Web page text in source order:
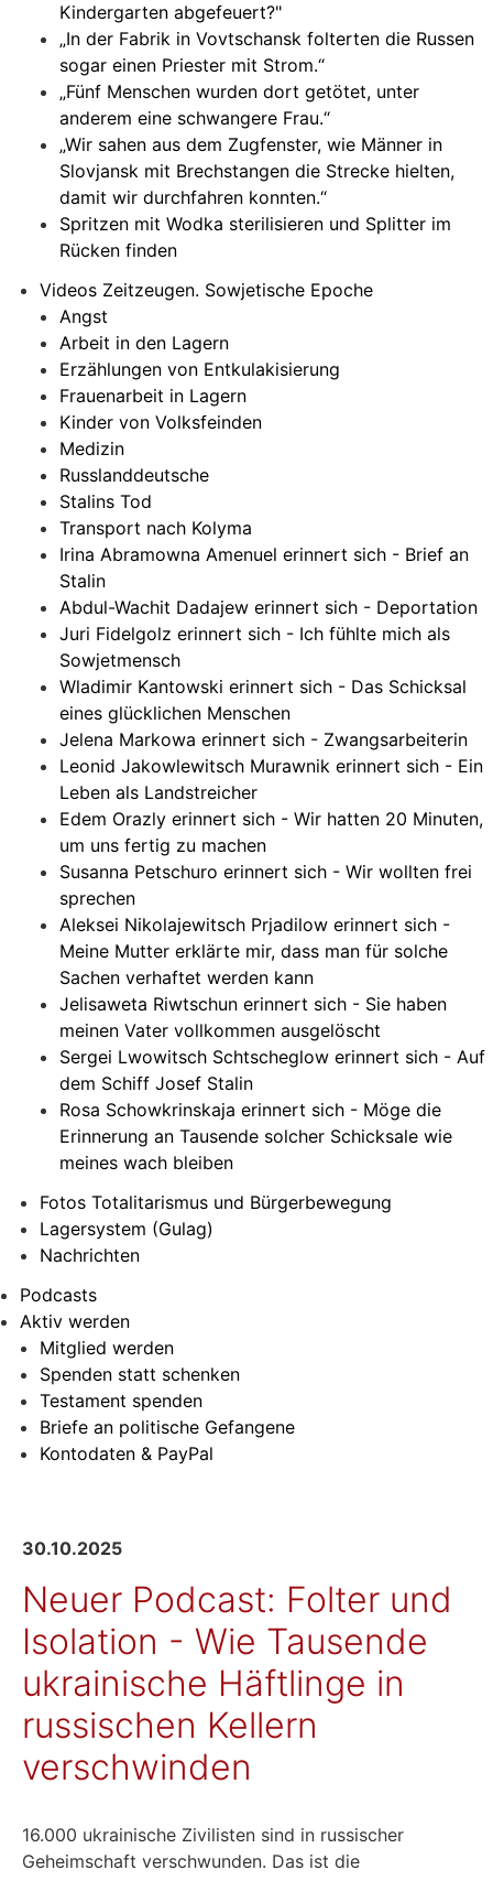
Kindergarten abgefeuert?"
„In der Fabrik in Vovtschansk folterten die Russen
sogar einen Priester mit Strom.“
„Fünf Menschen wurden dort getötet, unter
anderem eine schwangere Frau.“
„Wir sahen aus dem Zugfenster, wie Männer in
Slovjansk mit Brechstangen die Strecke hielten,
damit wir durchfahren konnten.“
Spritzen mit Wodka sterilisieren und Splitter im
Rücken finden
Videos Zeitzeugen. Sowjetische Epoche
Angst
Arbeit in den Lagern
Erzählungen von Entkulakisierung
Frauenarbeit in Lagern
Kinder von Volksfeinden
Medizin
Russlanddeutsche
Stalins Tod
Transport nach Kolyma
Irina Abramowna Amenuel erinnert sich - Brief an
Stalin
Abdul-Wachit Dadajew erinnert sich - Deportation
Juri Fidelgolz erinnert sich - Ich fühlte mich als
Sowjetmensch
Wladimir Kantowski erinnert sich - Das Schicksal
eines glücklichen Menschen
Jelena Markowa erinnert sich - Zwangsarbeiterin
Leonid Jakowlewitsch Murawnik erinnert sich - Ein
Leben als Landstreicher
Edem Orazly erinnert sich - Wir hatten 20 Minuten,
um uns fertig zu machen
Susanna Petschuro erinnert sich - Wir wollten frei
sprechen
Aleksei Nikolajewitsch Prjadilow erinnert sich -
Meine Mutter erklärte mir, dass man für solche
Sachen verhaftet werden kann
Jelisaweta Riwtschun erinnert sich - Sie haben
meinen Vater vollkommen ausgelöscht
Sergei Lwowitsch Schtscheglow erinnert sich - Auf
dem Schiff Josef Stalin
Rosa Schowkrinskaja erinnert sich - Möge die
Erinnerung an Tausende solcher Schicksale wie
meines wach bleiben
Fotos Totalitarismus und Bürgerbewegung
Lagersystem (Gulag)
Nachrichten
Podcasts
Aktiv werden
Mitglied werden
Spenden statt schenken
Testament spenden
Briefe an politische Gefangene
Kontodaten & PayPal
30.10.2025
Neuer Podcast: Folter und
Isolation - Wie Tausende
ukrainische Häftlinge in
russischen Kellern
verschwinden
16.000 ukrainische Zivilisten sind in russischer
Geheimschaft verschwunden. Das ist die